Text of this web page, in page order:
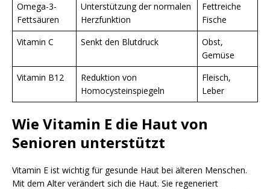
Omega-3-
Fettsäuren
Unterstützung der normalen
Herzfunktion
Fettreiche
Fische
Vitamin C
Senkt den Blutdruck
Obst,
Gemüse
Vitamin B12
Reduktion von
Homocysteinspiegeln
Fleisch,
Leber
Wie Vitamin E die Haut von
Senioren unterstützt
Vitamin E ist wichtig für gesunde Haut bei älteren Menschen.
Mit dem Alter verändert sich die Haut. Sie regeneriert